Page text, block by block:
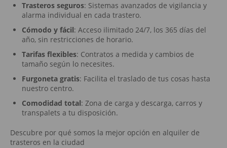
Trasteros seguros: Sistemas avanzados de vigilancia y
alarma individual en cada trastero.
Cómodo y fácil: Acceso ilimitado 24/7, los 365 días del
año, sin restricciones de horario.
Tarifas flexibles: Contratos a medida y cambios de
tamaño según lo necesites.
Furgoneta gratis: Facilita el traslado de tus cosas hasta
nuestro centro.
Comodidad total: Zona de carga y descarga, carros y
transpalets a tu disposición.
Descubre por qué somos la mejor opción en alquiler de
trasteros en la ciudad